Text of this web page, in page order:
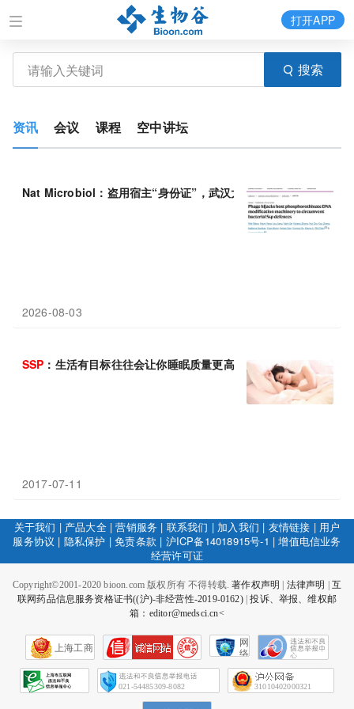
搜索
打开APP
资讯 会议 课程 空中讲坛
Nat Microbiol：盗用宿主“身份证”，武汉大学陈实/王连荣合作揭
2026-08-03
SSP ：生活有目标往往会让你睡眠质量更高
2017-07-11
关于我们 | 产品大全|营销服务 | 联系我们 | 加入我们 | 友情链接 | 用户
服务协议 | 隐私保护 |免责条款 | 沪ICP备14018915号-1 |增值电信业务
经营许可证
Copyright©2001-2020 bioon.com 版权所有 不得转载.著作权声明 法律声明
互
联网药品信息服务资格证书((沪)-非经营性-2019-0162)|投诉、举报、维权邮
箱：editor@medsci.cn<
上海工商
网
络
会
征
021-54485309-8082 31010402000321